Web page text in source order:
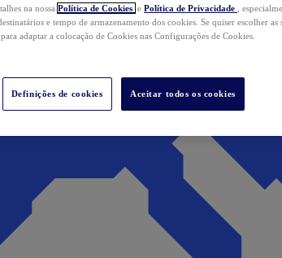
na nossa Política de Cookies e Política de Privacidade
,
e tempo de armazenamento dos cookies. Se quiser escolher as
adaptar a colocação de Cookies nas Configurações de Cookies.
Definições de cookies Aceitar todos os cookies